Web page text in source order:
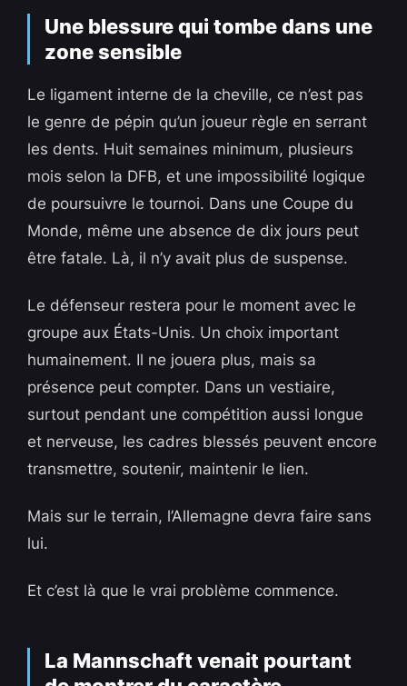
Une blessure qui tombe dans une
zone sensible
Le ligament interne de la cheville, ce n’est pas
le genre de pépin qu’un joueur règle en serrant
les dents. Huit semaines minimum, plusieurs
mois selon la DFB, et une impossibilité logique
de poursuivre le tournoi. Dans une Coupe du
Monde, même une absence de dix jours peut
être fatale. Là, il n’y avait plus de suspense.
Le défenseur restera pour le moment avec le
groupe aux États-Unis. Un choix important
humainement. Il ne jouera plus, mais sa
présence peut compter. Dans un vestiaire,
surtout pendant une compétition aussi longue
et nerveuse, les cadres blessés peuvent encore
transmettre, soutenir, maintenir le lien.
Mais sur le terrain, l’Allemagne devra faire sans
lui.
Et c’est là que le vrai problème commence.
La Mannschaft venait pourtant